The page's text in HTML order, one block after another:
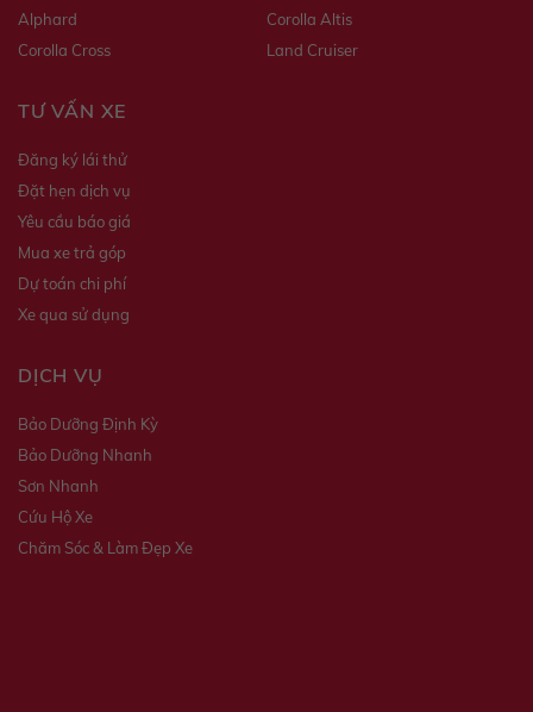
Alphard
Corolla Altis
Corolla Cross
Land Cruiser
TƯ VẤN XE
Đăng ký lái thử
Đặt hẹn dịch vụ
Yêu cầu báo giá
Mua xe trả góp
Dự toán chi phí
Xe qua sử dụng
DỊCH VỤ
Bảo Dưỡng Định Kỳ
Bảo Dưỡng Nhanh
Sơn Nhanh
Cứu Hộ Xe
Chăm Sóc & Làm Đẹp Xe